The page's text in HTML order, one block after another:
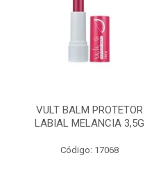
VULT BALM PROTETOR
LABIAL MELANCIA 3,5G
Código: 17068